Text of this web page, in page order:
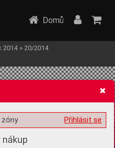
volitelných informací
Domů
2014 » 20/2014
Přihlásit se
nákup